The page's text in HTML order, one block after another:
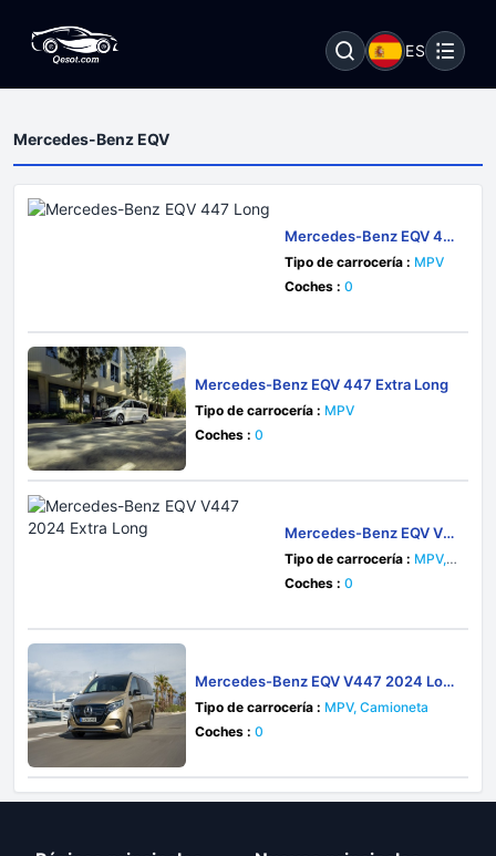
ES
Mercedes-Benz EQV
Mercedes-Benz EQV 44
7 Long
Tipo de carrocería : MPV
Coches : 0
Mercedes-Benz EQV 447 Extra Long
Tipo de carrocería : MPV
Coches : 0
Mercedes-Benz EQV V4
47 2024 Extra Long
Tipo de carrocería : MPV, C
amioneta
Coches : 0
Mercedes-Benz EQV V447 2024 Lon
g
Tipo de carrocería : MPV, Camioneta
Coches : 0